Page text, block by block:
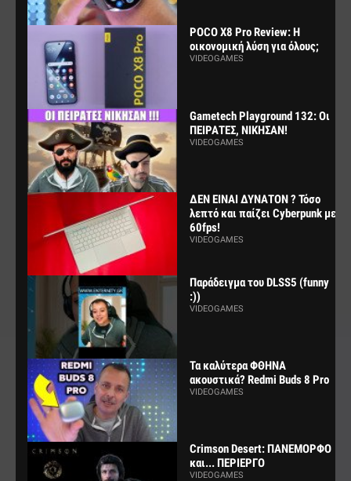
POCO X8 Pro Review: Η
οικονομική λύση για όλους;
VIDEOGAMES
Gametech Playground 132: Οι
ΠΕΙΡΑΤΕΣ, ΝΙΚΗΣΑΝ!
VIDEOGAMES
ΔΕΝ ΕΙΝΑΙ ΔΥΝΑΤΟΝ ? Τόσο
λεπτό και παίζει Cyberpunk με
60fps!
VIDEOGAMES
Παράδειγμα του DLSS5 (funny
:))
VIDEOGAMES
Τα καλύτερα ΦΘΗΝΑ
ακουστικά? Redmi Buds 8 Pro
VIDEOGAMES
Crimson Desert: ΠΑΝΕΜΟΡΦΟ
και... ΠΕΡΙΕΡΓΟ
VIDEOGAMES